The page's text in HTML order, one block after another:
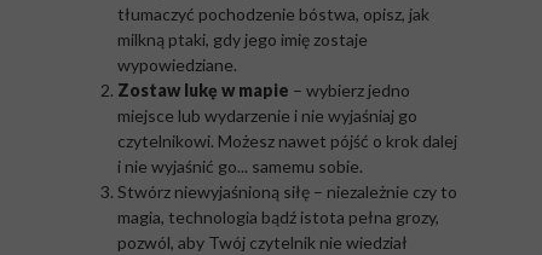
tłumaczyć pochodzenie bóstwa, opisz, jak
milkną ptaki, gdy jego imię zostaje
wypowiedziane.
Zostaw lukę w mapie – wybierz jedno
miejsce lub wydarzenie i nie wyjaśniaj go
czytelnikowi. Możesz nawet pójść o krok dalej
i nie wyjaśnić go... samemu sobie.
Stwórz niewyjaśnioną siłę – niezależnie czy to
magia, technologia bądź istota pełna grozy,
pozwól, aby Twój czytelnik nie wiedział